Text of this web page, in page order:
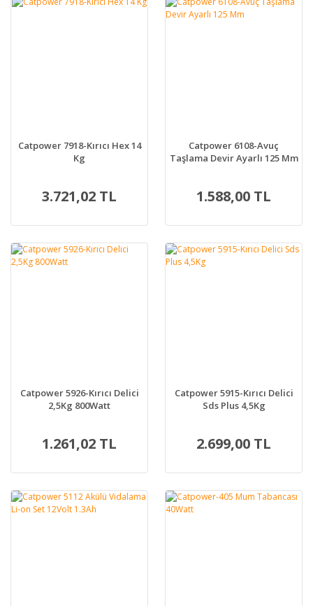
Catpower 7918-Kırıcı Hex 14
Kg
3.721,02 TL
Catpower 6108-Avuç
Taşlama Devir Ayarlı 125 Mm
1.588,00 TL
Catpower 5926-Kırıcı Delici
2,5Kg 800Watt
1.261,02 TL
Catpower 5915-Kırıcı Delici
Sds Plus 4,5Kg
2.699,00 TL